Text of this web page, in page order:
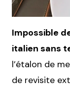
Impossible
italien sans
l’étalon de
de revisite